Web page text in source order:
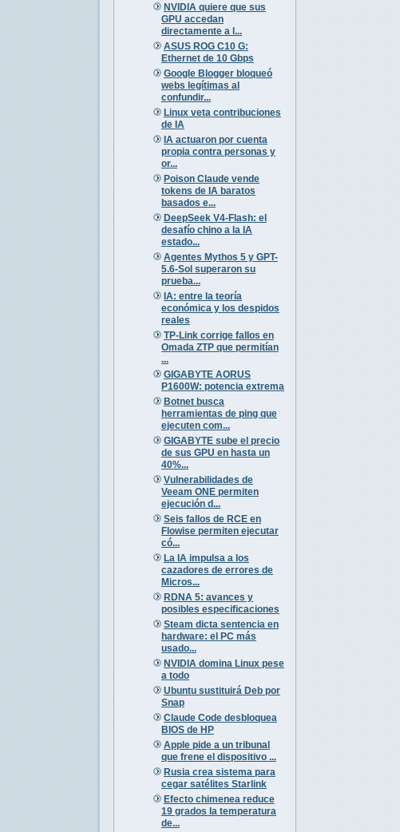
NVIDIA quiere que sus
GPU accedan
directamente a l...
ASUS ROG C10 G:
Ethernet de 10 Gbps
Google Blogger bloqueó
webs legítimas al
confundir...
Linux veta contribuciones
de IA
IA actuaron por cuenta
propia contra personas y
or...
Poison Claude vende
tokens de IA baratos
basados e...
DeepSeek V4-Flash: el
desafío chino a la IA
estado...
Agentes Mythos 5 y GPT-
5.6-Sol superaron su
prueba...
IA: entre la teoría
económica y los despidos
reales
TP-Link corrige fallos en
Omada ZTP que permitían
...
GIGABYTE AORUS
P1600W: potencia extrema
Botnet busca
herramientas de ping que
ejecuten com...
GIGABYTE sube el precio
de sus GPU en hasta un
40%...
Vulnerabilidades de
Veeam ONE permiten
ejecución d...
Seis fallos de RCE en
Flowise permiten ejecutar
có...
La IA impulsa a los
cazadores de errores de
Micros...
RDNA 5: avances y
posibles especificaciones
Steam dicta sentencia en
hardware: el PC más
usado...
NVIDIA domina Linux pese
a todo
Ubuntu sustituirá Deb por
Snap
Claude Code desbloquea
BIOS de HP
Apple pide a un tribunal
que frene el dispositivo ...
Rusia crea sistema para
cegar satélites Starlink
Efecto chimenea reduce
19 grados la temperatura
de...